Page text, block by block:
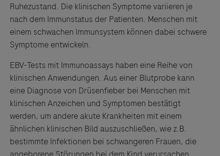
Ruhezustand. Die klinischen Symptome variieren je
nach dem Immunstatus der Patienten. Menschen mit
einem schwachen Immunsystem können dabei schwere
Symptome entwickeln.
EBV-Tests mit Immunoassays haben eine Reihe von
klinischen Anwendungen. Aus einer Blutprobe kann
eine Diagnose von Drüsenfieber bei Menschen mit
klinischen Anzeichen und Symptomen bestätigt
werden, um andere akute Krankheiten mit einem
ähnlichen klinischen Bild auszuschließen, wie z.B.
bestimmte Infektionen bei schwangeren Frauen, die